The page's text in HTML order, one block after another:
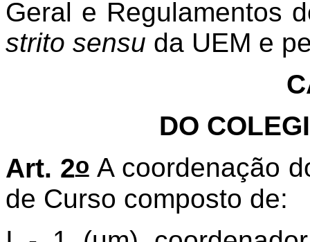
Geral e Regulamentos
strito sensu da UEM e
DO
Art. 2o A coordenação
de Curso composto de: